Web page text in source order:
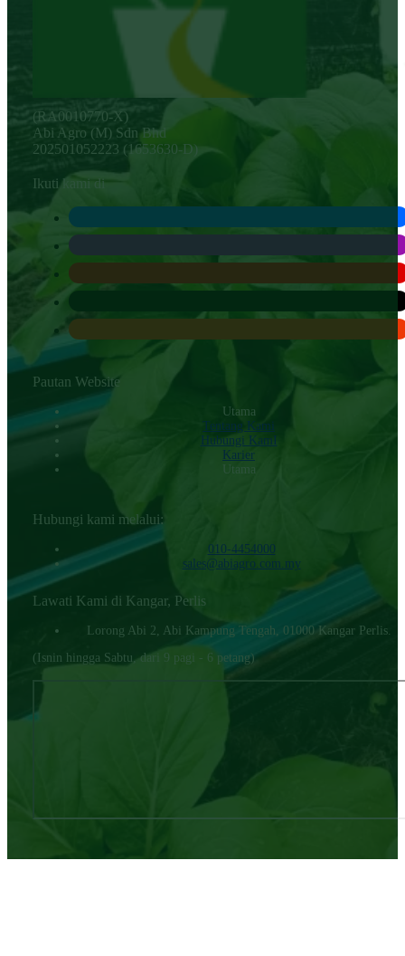
(RA0010770-X)
Abi Agro (M) Sdn Bhd
202501052223 (1653630-D)
Ikuti kami di
Pautan Website
Utama
Tentang Kami
Hubungi KamI
Karier
Utama
Hubungi kami melalui:
010-4454000‬
sales@abiagro.com.my
Lawati Kami di Kangar, Perlis
Lorong Abi 2, Abi Kampung Tengah, 01000 Kangar Perlis.
(Isnin hingga Sabtu, dari 9 pagi - 6 petang)